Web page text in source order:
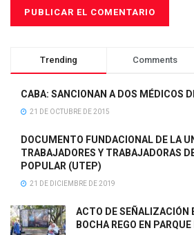
Trending Comments
CABA: SANCIONAN A DOS MÉDICOS
21 DE OCTUBRE DE 2015
DOCUMENTO FUNDACIONAL DE LA
TRABAJADORES Y TRABAJADORAS
POPULAR (UTEP)
21 DE DICIEMBRE DE 2019
ACTO DE SEÑALIZACIÓN
BOCHA REGO EN